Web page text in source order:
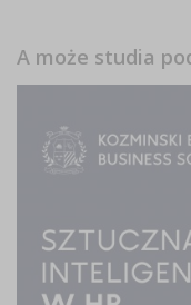
A może studia